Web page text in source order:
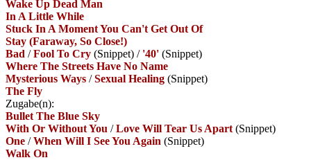
Wake Up Dead Man
In A Little While
Stuck In A Moment You Can't Get Out Of
Stay (Faraway, So Close!)
Bad /Fool To Cry (Snippet) / '40' (Snippet)
Where The Streets Have No Name
Mysterious Ways /Sexual Healing (Snippet)
The Fly
Zugabe(n):
Bullet The Blue Sky
With Or Without You /Love Will Tear Us Apart (Snippet)
One /When Will I See You Again (Snippet)
Walk On